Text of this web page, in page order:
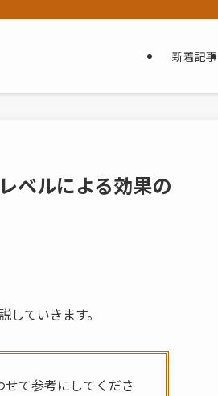
新着記事
ベルによる効果の
ていきます。
て参考にしてくださ